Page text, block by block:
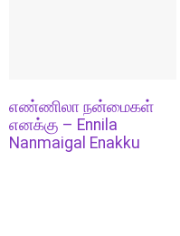
எண்ணிலா நன்மைகள்
எனக்கு – Ennila
Nanmaigal Enakku